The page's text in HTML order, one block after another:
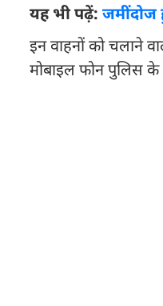
यह भी पढ़ें: जमींदोज
इन वाहनों को चलाने
मोबाइल फोन पुलिस